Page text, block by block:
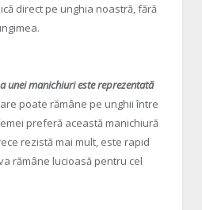
direct pe unghia noastră, fără
unei manichiuri este reprezentată
poate rămâne pe unghii între
preferă această manichiură
rezistă mai mult, este rapid
rămâne lucioasă pentru cel